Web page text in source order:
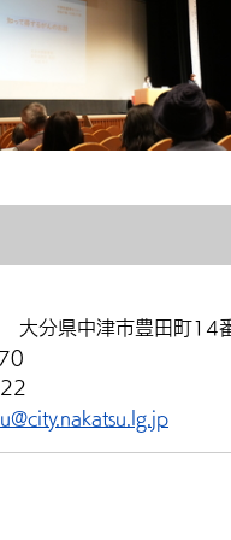
分県中津市豊田町14